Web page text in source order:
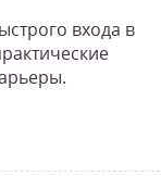
входа в